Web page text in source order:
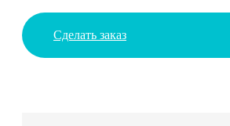
Сделать заказ